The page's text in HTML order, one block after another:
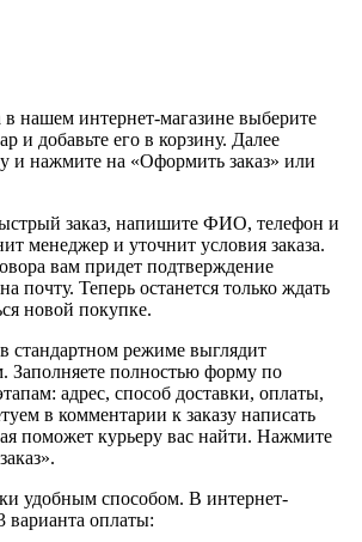
нашем интернет-магазине выберите
и добавьте его в корзину. Далее
и нажмите на «Оформить заказ» или
заказ, напишите ФИО, телефон и
менеджер и уточнит условия заказа.
вам придет подтверждение
почту. Теперь останется только ждать
новой покупке.
стандартном режиме выглядит
Заполняете полностью форму по
адрес, способ доставки, оплаты,
в комментарии к заказу написать
поможет курьеру вас найти. Нажмите
удобным способом. В интернет-
варианта оплаты: